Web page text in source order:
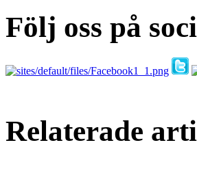
Följ oss på
Relaterade